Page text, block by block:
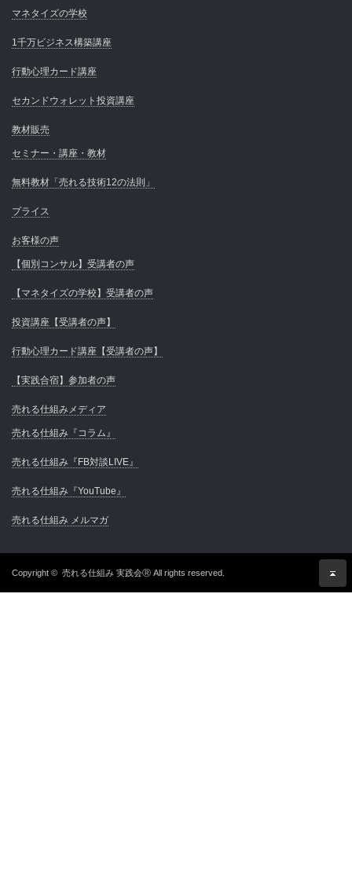
マネタイズの学校
1千万ビジネス構築講座
行動心理カード講座
セカンドウォレット投資講座
教材販売
セミナー・講座・教材
無料教材「売れる技術12の法則」
プライス
お客様の声
【個別コンサル】受講者の声
【マネタイズの学校】受講者の声
投資講座【受講者の声】
行動心理カード講座【受講者の声】
【実践合宿】参加者の声
売れる仕組みメディア
売れる仕組み『コラム』
売れる仕組み『FB対談LIVE』
売れる仕組み『YouTube』
売れる仕組み メルマガ
Copyright © 売れる仕組み 実践会Ⓡ All rights reserved.